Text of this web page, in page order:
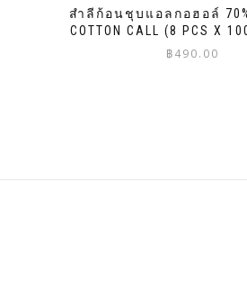
สำลีก้อนชุบแอลกอฮอล์ 70%
COTTON CALL (8 PCS X
฿490.00